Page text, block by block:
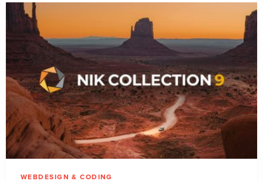
WEBDESIGN & CODING